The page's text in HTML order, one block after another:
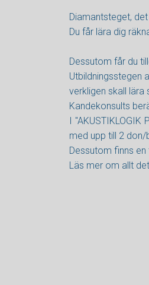
Diamantsteget,
Du får lära dig
Dessutom får du
Utbildningsstegen
verkligen skall lära
Kandekonsults
I
med upp till 2
Dessutom finns
Läs mer om allt